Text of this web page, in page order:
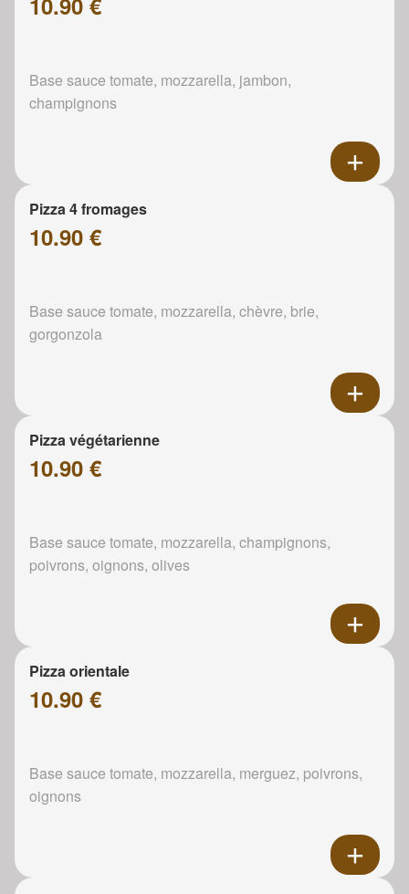
Base sauce tomate, mozzarella, jambon,
champignons
Pizza 4 fromages
10.90 €
Base sauce tomate, mozzarella, chèvre, brie,
gorgonzola
Pizza végétarienne
10.90 €
Base sauce tomate, mozzarella, champignons,
poivrons, oignons, olives
Pizza orientale
10.90 €
Base sauce tomate, mozzarella, merguez, poivrons,
oignons